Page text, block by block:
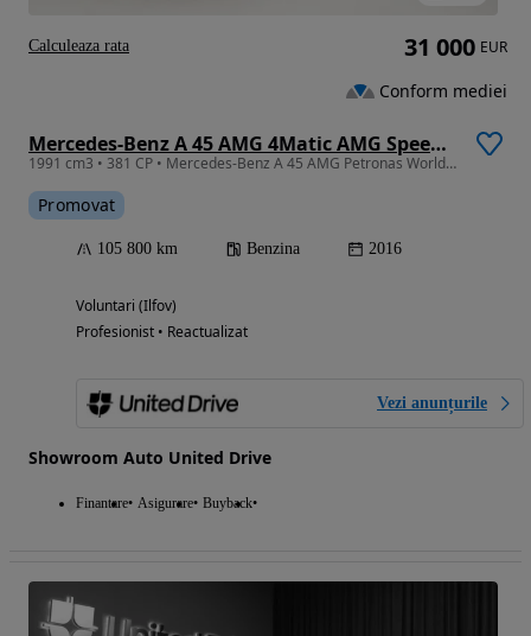
Mercedes-Benz A 45 AMG 4Matic AMG Speedshift 7G-DCT PETRONAS 2015 World Champion Edition
1991 cm3 • 381 CP • Mercedes-Benz A 45 AMG Petronas World Champion
Promovat
105 800 km Benzina 2016
Voluntari (Ilfov)
Profesionist • Reactualizat
Vezi anunțurile
Showroom Auto United Drive
Finantare Asigurare Buyback
31 000 EUR
Conform mediei
Calculeaza rata